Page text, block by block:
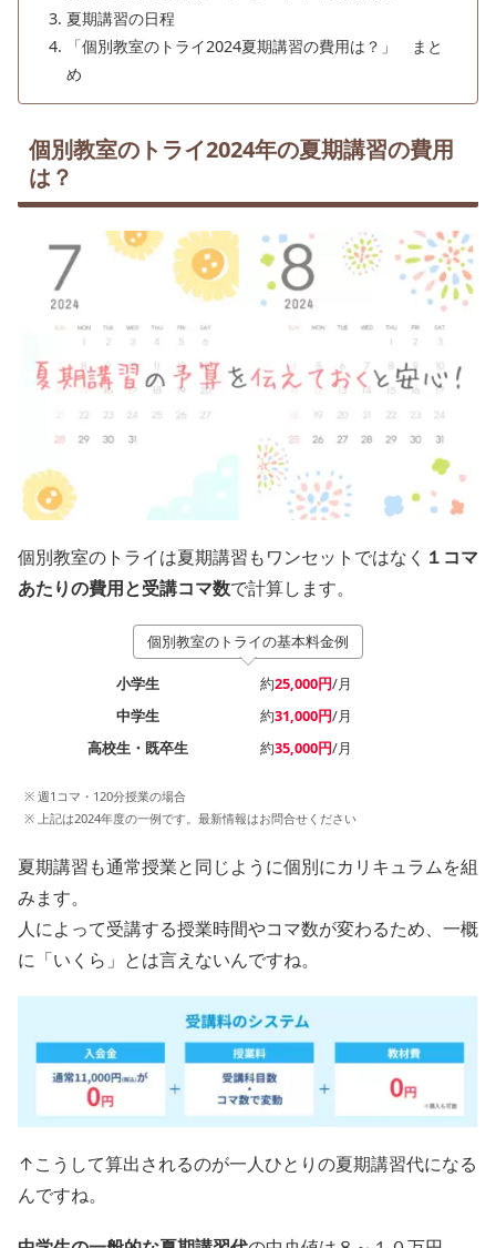
夏期講習の日程
「個別教室のトライ2024夏期講習の費用は？」 まと
め
個別教室のトライ2024年の夏期講習の費用
は？
個別教室のトライは夏期講習もワンセットではなく １コマ
あたりの費用と受講コマ数で計算します。
個別教室のトライの基本料金例
小学生 約25,000円/月
中学生
約31,000円/月
高校生・既卒生
約35,000円/月
※ 週1コマ・120分授業の場合
※ 上記は2024年度の一例です。最新情報はお問合せください
夏期講習も通常授業と同じように個別にカリキュラムを組
みます。
人によって受講する授業時間やコマ数が変わるため、一概
に「いくら」とは言えないんですね。
↑こうして算出されるのが一人ひとりの夏期講習代になる
んですね。